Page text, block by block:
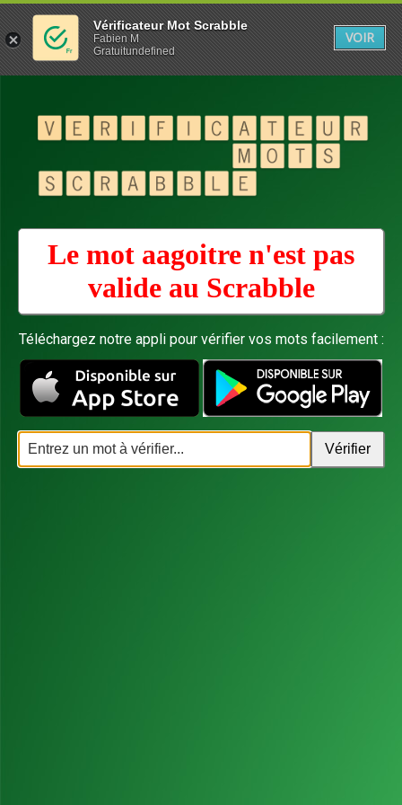
Le mot aagoitre n'est pas
valide au Scrabble
Téléchargez notre appli pour vérifier vos mots facilement :
Vérificateur Mot Scrabble
Fabien M
Gratuitundefined
VOIR